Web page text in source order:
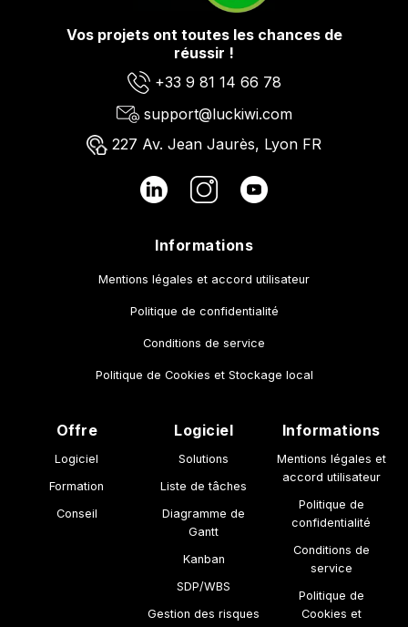
Vos projets ont toutes les chances de
réussir !
+33 9 81 14 66 78
support@luckiwi.com
227 Av. Jean Jaurès, Lyon FR
Informations
Mentions légales et accord utilisateur
Politique de confidentialité
Conditions de service
Politique de Cookies et Stockage local
Offre
Logiciel
Formation
Conseil
Logiciel
Solutions
Liste de tâches
Diagramme de
Gantt
Kanban
SDP/WBS
Gestion des risques
Informations
Mentions légales et
accord utilisateur
Politique de
confidentialité
Conditions de
service
Politique de
Cookies et